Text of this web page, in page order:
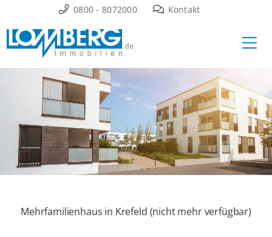
Inhalt
springen
0800 - 8072000 Kontakt
Mehrfamilienhaus in Krefeld (nicht mehr verfügbar)